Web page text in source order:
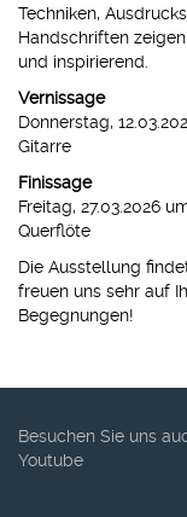
Techniken,
Handschriften
und inspirierend.
Vernissage
Donnerstag,
Gitarre
Finissage
Freitag, 27.03.2026
Querflöte
Die Ausstellung
freuen uns sehr auf
Begegnungen!
Besuchen Sie uns
Youtube